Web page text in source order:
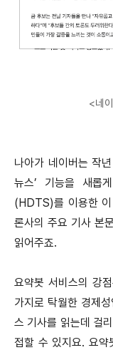
<네
나아가 네이버는 작
뉴스’ 기능을 새롭
(HDTS)를 이용한 이
론사의 주요 기사 본
읽어주죠.
요약봇 서비스의 강
가지로 탁월한 경제
스 기사를 읽는데 걸
접할 수 있지요. 요약